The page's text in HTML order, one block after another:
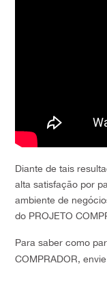
Diante de tais
alta satisfação por
ambiente de
do PROJETO
Para saber como
COMPRADOR,